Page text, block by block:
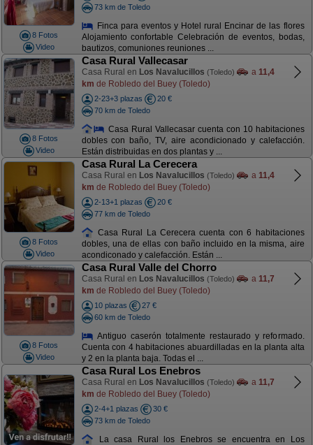
8 Fotos
Video
73 km de Toledo
Finca para eventos y Hotel rural Encinar de las flores
Alojamiento confortable Celebración de eventos, bodas,
bautizos, comuniones reuniones ...
8 Fotos
Video
Casa Rural Vallecasar
Casa Rural en Los Navalucillos (Toledo) a 11,4
km de Robledo del Buey (Toledo)
2-23+3 plazas
20 €
70 km de Toledo
Casa Rural Vallecasar cuenta con 10 habitaciones
dobles con baño, TV, aire acondicionado y calefacción.
Están distribuidas en dos plantas y ...
8 Fotos
Video
Casa Rural La Cerecera
Casa Rural en Los Navalucillos (Toledo) a 11,4
km de Robledo del Buey (Toledo)
2-13+1 plazas
20 €
77 km de Toledo
Casa Rural La Cerecera cuenta con 6 habitaciones
dobles, una de ellas con baño incluido en la misma, aire
acondiconado y calefacción. Están ...
8 Fotos
Video
Casa Rural Valle del Chorro
Casa Rural en Los Navalucillos (Toledo) a 11,7
km de Robledo del Buey (Toledo)
10 plazas
27 €
60 km de Toledo
Antiguo caserón totalmente restaurado y reformado.
Cuenta con 4 habitaciones abuardilladas en la planta alta
y 2 en la planta baja. Todas el ...
Casa Rural Los Enebros
Casa Rural en Los Navalucillos (Toledo) a 11,7
km de Robledo del Buey (Toledo)
2-4+1 plazas
30 €
73 km de Toledo
La casa Rural los Enebros se encuentra en Los